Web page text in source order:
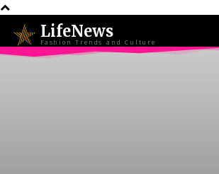
LifeNews
Fashion Trends and Culture